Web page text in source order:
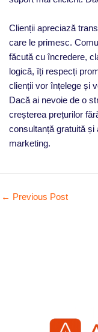
Clienții apreciază
care le primesc.
făcută cu încredere,
logică, îți respecți
clienții vor înțelege și
Dacă ai nevoie de o
creșterea prețurilor
consultanță gratuită
marketing.
← Previous Post